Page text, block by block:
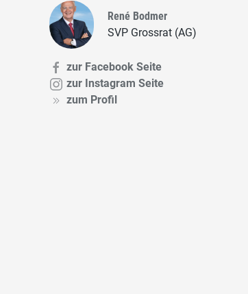
René Bodmer
SVP Grossrat (AG)
zur Facebook Seite
zur Instagram Seite
zum Profil